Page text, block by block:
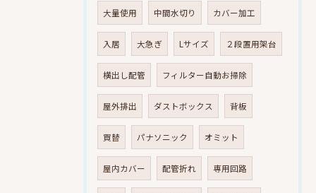
大量使用 中間水切り カバー加工
入居 大急ぎ Lサイズ ２段置用架台
横出し配管 フィルター自動お掃除
屋外排出 ダストボックス 背板
買替 パナソニック オミット
屋内カバー 配管折れ 専用回路